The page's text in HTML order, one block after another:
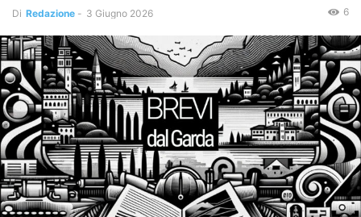
Di Redazione - 3 Giugno 2026 6